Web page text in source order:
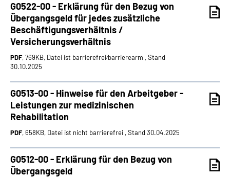
G0522-00 - Erklärung für den Bezug von
Übergangsgeld für jedes zusätzliche
Beschäftigungsverhältnis /
Versicherungsverhältnis
PDF, 769KB, Datei ist barrierefrei⁄barrierearm , Stand
30.10.2025
G0513-00 - Hinweise für den Arbeitgeber -
Leistungen zur medizinischen
Rehabilitation
PDF, 658KB, Datei ist nicht barrierefrei , Stand 30.04.2025
G0512-00 - Erklärung für den Bezug von
Übergangsgeld